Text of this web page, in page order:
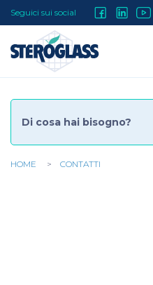
Salta
al
contenuto
principale
Tu
HOME CONTATTI
Social
Menu
Seguici sui social